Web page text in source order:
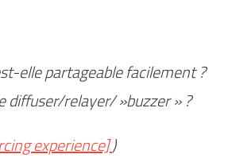
elle partageable facilement ?
diffuser/relayer/ »buzzer » ?
experience])